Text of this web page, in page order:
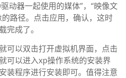
动器一起使用的媒体”，“映像文
路径。点击应用，确认，这时
完成了。
可以双击打开虚拟机界面，点击
可以进入xp操作系统的安装界
装程序进行安装即可。值得注意